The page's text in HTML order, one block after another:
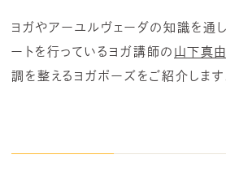
ヨガやアーユルヴェーダの知識を通
ートを行っているヨガ講師の 山下真
調を整えるヨガポーズをご紹介します